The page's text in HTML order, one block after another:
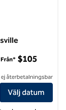
Charlotte
Från* $105
återbetalningsbar
Välj datum